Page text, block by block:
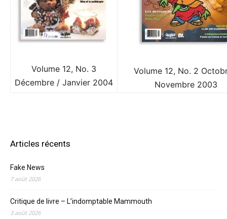
Volume 12, No. 3
Décembre / Janvier 2004
Volume 12, No. 2
Novembre 2003
Articles récents
Fake News
7 août 2026
Critique de livre – L’indomptable Mammouth
3 août 2026